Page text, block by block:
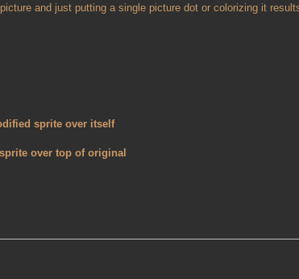
and just putting a single picture dot or colorizing it
sprite over itself
over top of original